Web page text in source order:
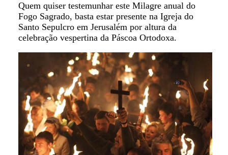
Quem quiser testemunhar este Milagre anual do
Fogo Sagrado, basta estar presente na Igreja do
Santo Sepulcro em Jerusalém por altura da
celebração vespertina da Páscoa Ortodoxa.